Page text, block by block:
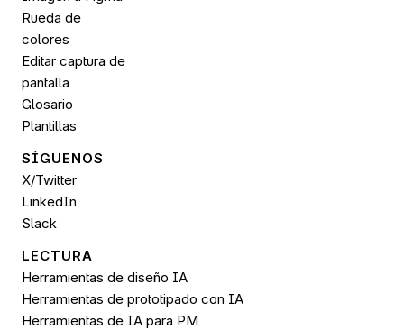
Rueda de
colores
Editar captura de
pantalla
Glosario
Plantillas
SÍGUENOS
X/Twitter
LinkedIn
Slack
LECTURA
Herramientas de diseño IA
Herramientas de prototipado con IA
Herramientas de IA para PM